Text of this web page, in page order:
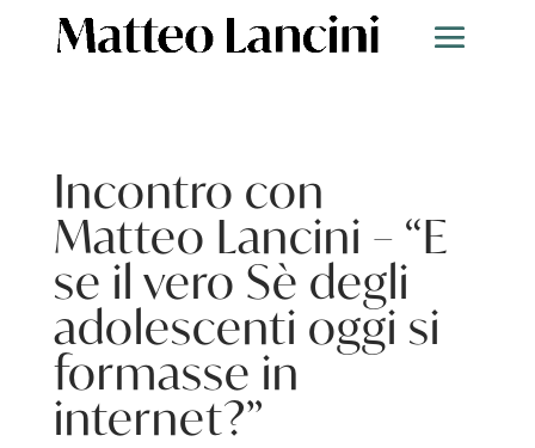
Incontro con
Matteo Lancini – “E
se il vero Sè degli
adolescenti oggi si
formasse in
internet?”